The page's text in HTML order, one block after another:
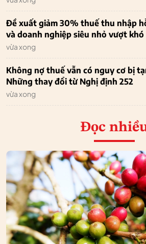
Đề xuất giảm 30% thuế thu nhập
và doanh nghiệp siêu nhỏ vượt khó
vừa xong
Không nợ thuế vẫn có nguy cơ bị
Những thay đổi từ Nghị định 252
vừa xong
Đọc